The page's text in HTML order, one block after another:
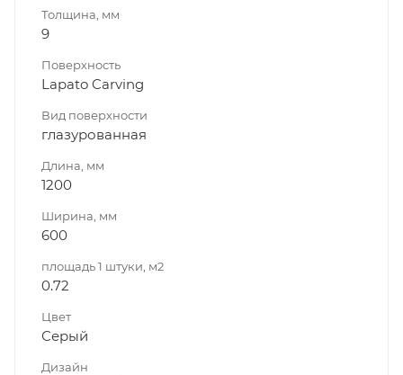
Толщина, мм
9
Поверхность
Lapato Carving
Вид поверхности
глазурованная
Длина, мм
1200
Ширина, мм
600
площадь 1 штуки, м2
0.72
Цвет
Серый
Дизайн